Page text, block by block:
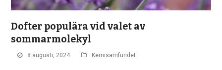
Dofter populära vid valet av
sommarmolekyl
8 augusti, 2024 Kemisamfundet